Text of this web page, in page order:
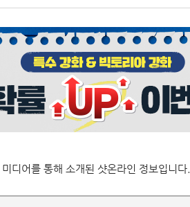
미디어를 통해 소개된 샷온라인 정보입니다.